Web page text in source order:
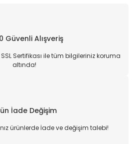
Güvenli Alışveriş
Sertifikası ile tüm bilgileriniz koruma
altında!
İade Değişim
ürünlerde İade ve değişim talebi!